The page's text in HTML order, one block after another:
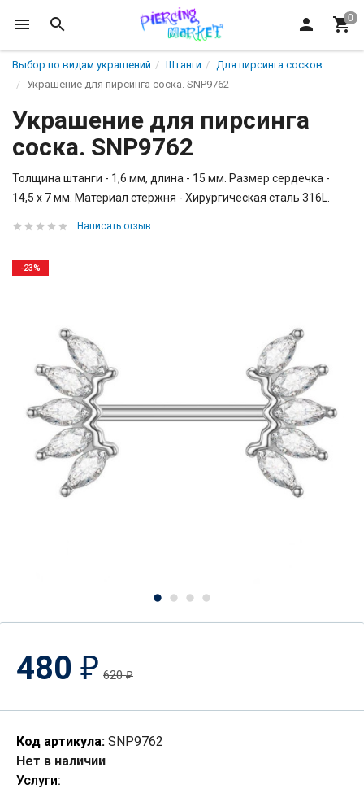
Выбор по видам украшений Штанги
Для пирсинга сосков
Украшение для пирсинга соска. SNP9762
Украшение для пирсинга
соска. SNP9762
Толщина штанги - 1,6 мм, длина - 15 мм. Размер сердечка -
14,5 х 7 мм. Материал стержня - Хирургическая сталь 316L.
Написать отзыв
-23%
480 ₽ 620₽
Код артикула: SNP9762
Нет в наличии
Услуги: